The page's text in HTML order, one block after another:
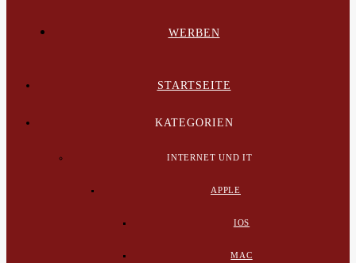
WERBEN
STARTSEITE
KATEGORIEN
INTERNET UND IT
APPLE
IOS
MAC